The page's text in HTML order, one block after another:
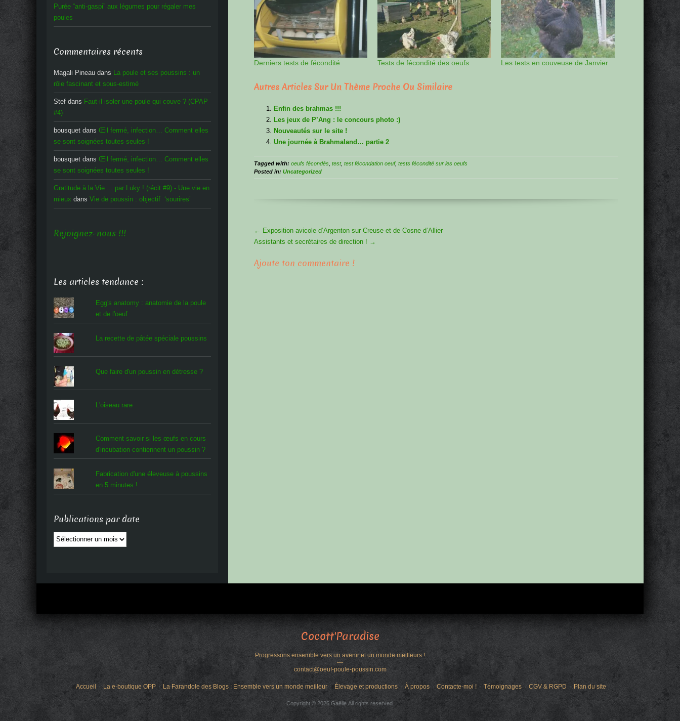
Derniers tests de fécondité Tests de fécondité des oeufs Les tests en couveuse de Janvier
Autres Articles Sur Un Thème Proche Ou Similaire
Enfin des brahmas !!!
Les jeux de P’Ang : le concours photo :)
Nouveautés sur le site !
Une journée à Brahmaland… partie 2
Tagged with: oeufs fécondés ,test,test fécondation oeuf,tests fécondité sur les oeufs
Posted in:Uncategorized
More
Articles
← Exposition avicole d’Argenton sur Creuse et de Cosne d’Allier
Assistants et secrétaires de direction ! →
Ajoute ton commentaire !
Purée “anti-gaspi” aux légumes pour régaler mes
poules
Commentaires récents
Magali Pineau dans La poule et ses poussins : un
rôle fascinant et sous-estimé
Stef dans Faut-il isoler une poule qui couve ? (CPAP
#4)
bousquet dans Œil fermé, infection… Comment elles
se sont soignées toutes seules !
bousquet dans Œil fermé, infection… Comment elles
se sont soignées toutes seules !
Gratitude à la Vie ... par Luky ! (récit #9) - Une vie en
mieux dans Vie de poussin : objectif ‘sourires’
Rejoignez-nous !!!
Les articles tendance :
Egg's anatomy : anatomie de la poule
et de l'oeuf
La recette de pâtée spéciale poussins
Que faire d'un poussin en détresse ?
L'oiseau rare
Comment savoir si les œufs en cours
d'incubation contiennent un poussin ?
Fabrication d'une éleveuse à poussins
en 5 minutes !
Publications par date
Publications
par
Cocott'Paradise
Progressons ensemble vers un avenir et un monde meilleurs !
---
contact@oeuf-poule-poussin.com
Accueil La e-boutique OPP La Farandole des Blogs : Ensemble vers un monde meilleur Élevage et productions À propos Contacte-moi ! Témoignages CGV & RGPD Plan du site
Copyright © 2026 Gaëlle.All rights reserved.